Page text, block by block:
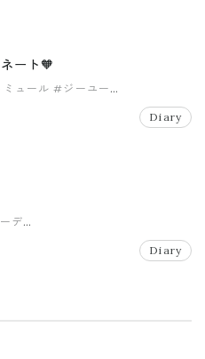
ート🧡
ュール #ジーユー
Diary
デ
Diary